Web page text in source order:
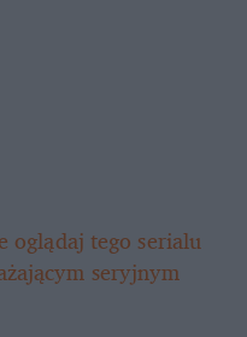
oglądaj tego serialu
seryjnym